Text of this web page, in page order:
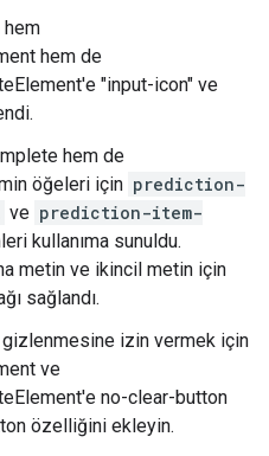
hem de
"input-icon" ve
hem de
öğeleri için prediction-
ve prediction-item-
kullanıma sunuldu.
metin ve ikincil metin için
sağlandı.
izin vermek için
ve
no-clear-button
özelliğini ekleyin.